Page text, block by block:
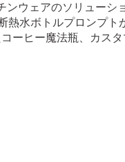
ウェアのソリューシ
熱水ボトルプロンプ
ーヒー魔法瓶、カス